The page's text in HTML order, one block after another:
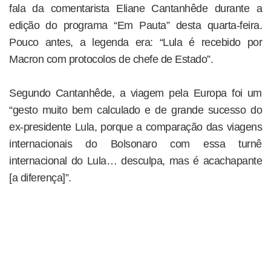
fala da comentarista Eliane Cantanhêde durante a
edição do programa “Em Pauta” desta quarta-feira.
Pouco antes, a legenda era: “Lula é recebido por
Macron com protocolos de chefe de Estado”.
Segundo Cantanhêde, a viagem pela Europa foi um
“gesto muito bem calculado e de grande sucesso do
ex-presidente Lula, porque a comparação das viagens
internacionais do Bolsonaro com essa turnê
internacional do Lula… desculpa, mas é acachapante
[a diferença]”.